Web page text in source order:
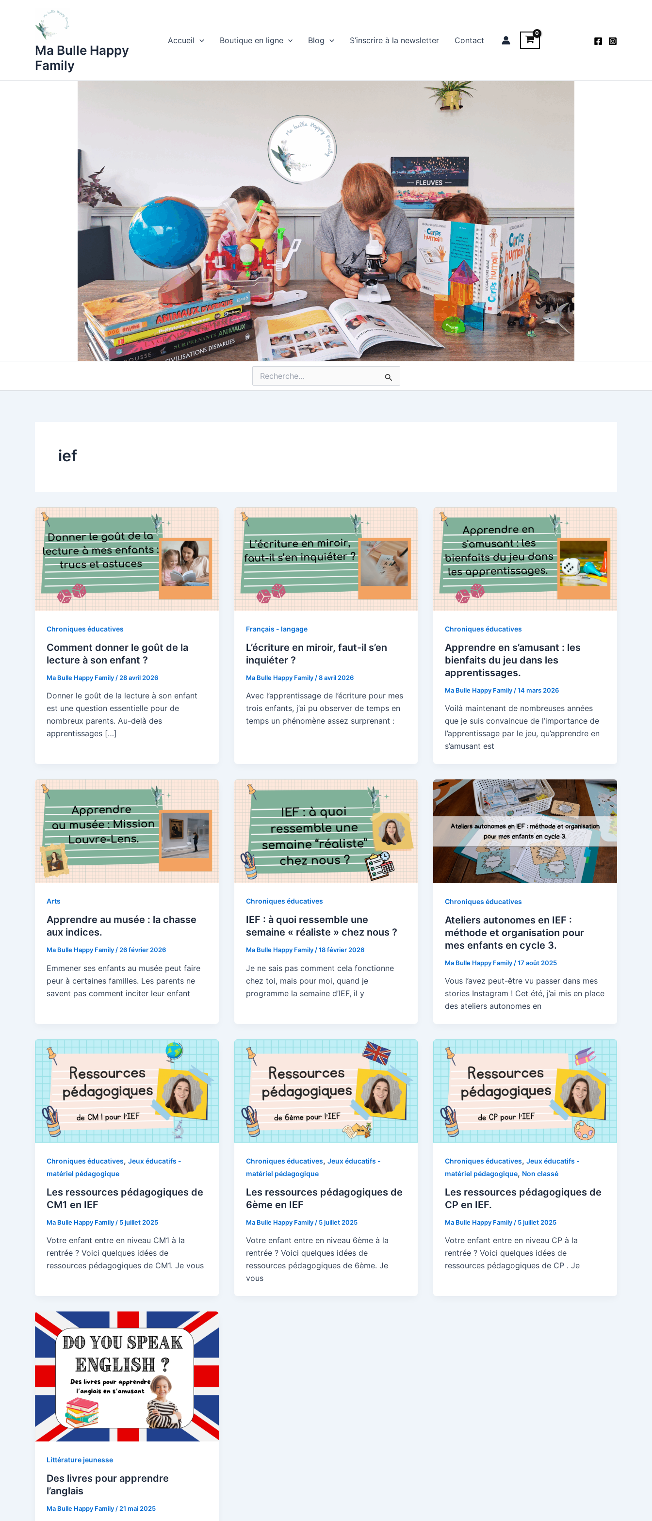
Ma Bulle Happy
Family
Accueil Boutique en ligne Blog S’inscrire à la newsletter Contact
ief
Chroniques éducatives
Comment donner le goût de la
lecture à son enfant ?
Ma Bulle Happy Family / 28 avril 2026
Donner le goût de la lecture à son enfant
est une question essentielle pour de
nombreux parents. Au-delà des
apprentissages […]
Français - langage
L’écriture en miroir, faut-il s’en
inquiéter ?
Ma Bulle Happy Family /8 avril 2026
Avec l’apprentissage de l’écriture pour mes
trois enfants, j’ai pu observer de temps en
temps un phénomène assez surprenant :
Chroniques éducatives
Apprendre en s’amusant : les
bienfaits du jeu dans les
apprentissages.
Ma Bulle Happy Family /14 mars 2026
Voilà maintenant de nombreuses années
que je suis convaincue de l’importance de
l’apprentissage par le jeu, qu’apprendre en
s’amusant est
Arts
Apprendre au musée : la chasse
aux indices.
Ma Bulle Happy Family / 26 février 2026
Emmener ses enfants au musée peut faire
peur à certaines familles. Les parents ne
savent pas comment inciter leur enfant
Chroniques éducatives
IEF : à quoi ressemble une
semaine « réaliste » chez nous ?
Ma Bulle Happy Family /18 février 2026
Je ne sais pas comment cela fonctionne
chez toi, mais pour moi, quand je
programme la semaine d’IEF, il y
Chroniques éducatives
Ateliers autonomes en IEF :
méthode et organisation pour
mes enfants en cycle 3.
Ma Bulle Happy Family /17 août 2025
Vous l’avez peut-être vu passer dans mes
stories Instagram ! Cet été, j’ai mis en place
des ateliers autonomes en
Chroniques éducatives, Jeux éducatifs -
matériel pédagogique
Les ressources pédagogiques de
CM1 en IEF
Ma Bulle Happy Family / 5 juillet 2025
Votre enfant entre en niveau CM1 à la
rentrée ? Voici quelques idées de
ressources pédagogiques de CM1. Je vous
Chroniques éducatives, Jeux éducatifs -
matériel pédagogique
Les ressources pédagogiques de
6ème en IEF
Ma Bulle Happy Family / 5 juillet 2025
Votre enfant entre en niveau 6ème à la
rentrée ? Voici quelques idées de
ressources pédagogiques de 6ème. Je
vous
Chroniques éducatives,Jeux éducatifs -
matériel pédagogique, Non classé
Les ressources pédagogiques de
CP en IEF.
Ma Bulle Happy Family / 5 juillet 2025
Votre enfant entre en niveau CP à la
rentrée ? Voici quelques idées de
ressources pédagogiques de CP . Je
Littérature jeunesse
Des livres pour apprendre
l’anglais
Ma Bulle Happy Family / 21 mai 2025
Deux newsletters pour accompagner tes
enfants dans leurs apprentissages !
Inscris-toi à la newsletter de ton choix (ou
aux deux !) et reçois gratuitement ce
guide indispensable pour accompagner
ton enfant en IEF ou en complément de
Prénom ou nom complet
Newsletter pédagogique - secoue les règles, libère la curiosité,
réinvente les apprentissages !
Newsletter spécial IEF - Entre nous à la maison : l'IEF en toute